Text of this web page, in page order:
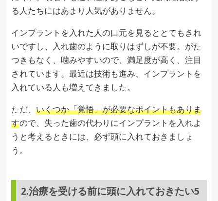
る人たちにはあまり人気がありません。
インプラントを入れた人の口元を見るととてもきれ
いですし、入れ歯のように取りはずしが不要。がた
つきもなく、噛みやすいので、満足度が高く、注目
されています。最近は技術も進み、インプラントを
入れている人も増えてきました。
ただ、いくつか「覚悟」が必要なポイントもありま
すので、失った歯の代わりにインプラントを入れよ
うと考えるときには、必ず頭に入れておきましょ
う。
2.治療を受ける前に頭に入れておきたい5